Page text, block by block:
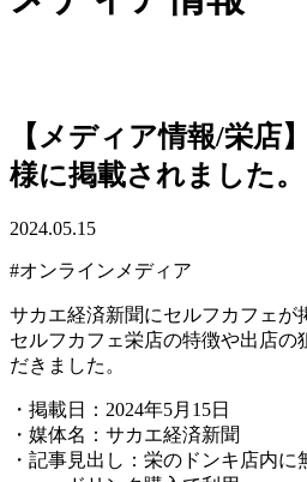
【メディア情報/栄店
様に掲載されました。
2024.05.15
#オンラインメディア
サカエ経済新聞にセルフカフェが
セルフカフェ栄店の特徴や出店の
だきました。
・掲載日：2024年5月15日
・媒体名：サカエ経済新聞
・記事見出し：栄のドンキ店内